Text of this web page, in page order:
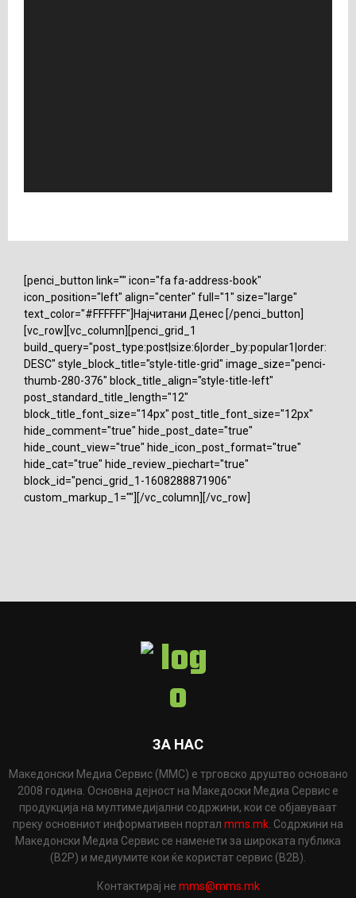
[penci_button link="" icon="fa fa-address-book"
icon_position="left" align="center" full="1" size="large"
text_color="#FFFFFF"]Најчитани Денес [/penci_button]
[vc_row][vc_column][penci_grid_1
build_query="post_type:post|size:6|order_by:popular1|order:
DESC" style_block_title="style-title-grid" image_size="penci-
thumb-280-376" block_title_align="style-title-left"
post_standard_title_length="12"
block_title_font_size="14px" post_title_font_size="12px"
hide_comment="true" hide_post_date="true"
hide_count_view="true" hide_icon_post_format="true"
hide_cat="true" hide_review_piechart="true"
block_id="penci_grid_1-1608288871906"
custom_markup_1=""][/vc_column][/vc_row]
ЗА НАС
Македонски Медиа Сервис (ММС) е трговско друштво основано
2008 година. Основна дејност на Македоски Медиа Сервис е
продукција на мултимедијални содржини, кои се објавуваат
преку основниот информативен портал mms.mk . Содржини на
Македонски Медиа Сервис се наменети за широката публика
(B2P) и медиумите кои ќе користат сервис (B2B).
Контактирај не mms@mms.mk